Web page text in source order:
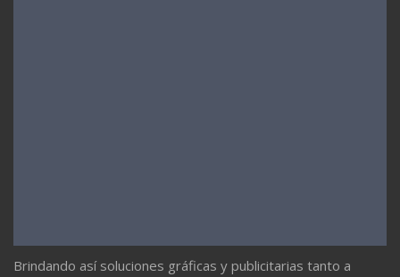
Brindando así soluciones gráficas y publicitarias tanto a